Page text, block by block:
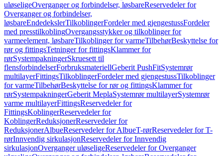
uløseligeOverganger og forbindelser, løsbareReservedeler for
Overganger og forbindelser,
løsbareEndedekslerTilkoblingerFordeler med gjengestussFordeler
med presstilkoblingOvergangsstykker og tilkoblinger for
varmeelement, løsbareTilkoblinger for varmeTilbehørBeskyttelse for
rør og fittingsTetninger for fittingsKlammer for
rørSystempakningerSkruesett til
flensforbindelserForbruksmateriellGeberit PushFitSystemrør
multilayerFittingsTilkoblingerFordeler med gjengestussTilkoblinger
for varmeTilbehørBeskyttelse for rør og fittingsKlammer for
rørSystempakningerGeberit MeplaSystemrør multilayerSystemrør
varme multilayerFittingsReservedeler for
FittingsKoblingerReservedeler for
KoblingerReduksjonerReservedeler for
ReduksjonerAlbueReservedeler for AlbueT-rørReservedeler for T-
rørInnvendig sirkulasjonReservedeler for Innvendig
sirkulasjonOverganger uløseligeReservedeler for Overganger